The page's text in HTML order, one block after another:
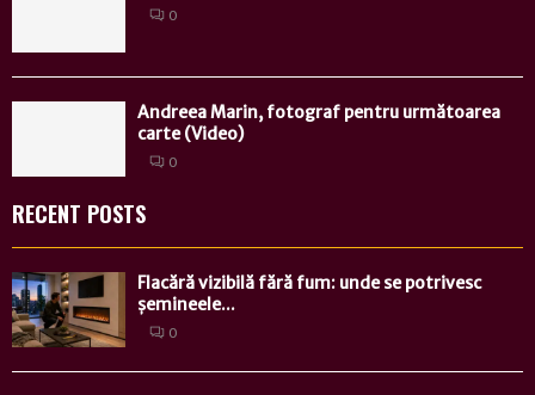
0
Andreea Marin, fotograf pentru următoarea
carte (Video)
0
RECENT POSTS
Flacără vizibilă fără fum: unde se potrivesc
șemineele...
0